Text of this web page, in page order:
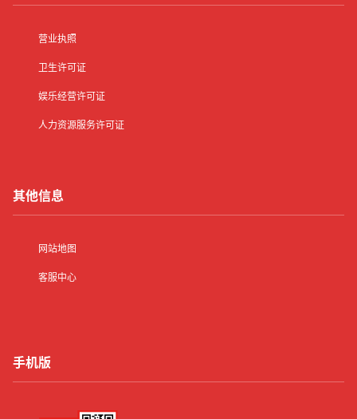
营业执照
卫生许可证
娱乐经营许可证
人力资源服务许可证
其他信息
网站地图
客服中心
手机版